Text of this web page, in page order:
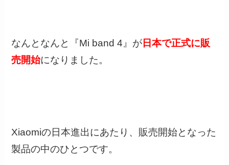
なんとなんと『Mi band 4』が 日本で正式に販
売開始になりました。
Xiaomiの日本進出にあたり、販売開始となった
製品の中のひとつです。